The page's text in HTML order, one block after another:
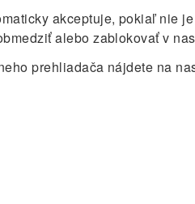
akceptuje, pokiaľ nie
alebo zablokovať v
prehliadača nájdete na